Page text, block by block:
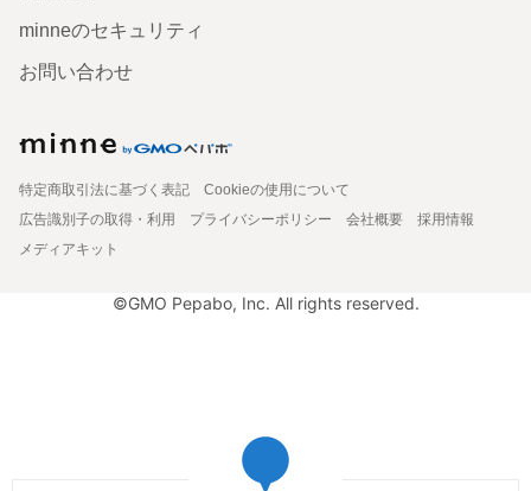
minneのセキュリティ
お問い合わせ
特定商取引法に基づく表記
Cookieの使用について
広告識別子の取得・利用
プライバシーポリシー 会社概要
採用情報
メディアキット
©GMO Pepabo, Inc. All rights reserved.